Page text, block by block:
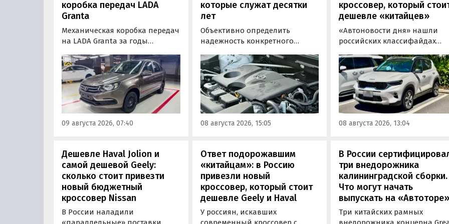
коробка передач LADA
Granta
Механическая коробка передач
на LADA Granta за годы
изменилась. «АвтоВАЗ»
рассказал, что после
модернизации трансмиссия
получила тросовый привод,
иной механизм переключения
и главную пару с
передаточным числом 3,9
09 августа 2026, 07:40
которые служат десятки
лет
Объективно определить
надежность конкретного
поскольку его срок службы
прямо зависит от качества
обслуживания и условий
эксплуатации. Тем не менее
Autonews составил ТОП-3 самых
надежных бензиновых
моторов, которые могут не
08 августа 2026, 15:05
кроссовер, который
дешевле «китайцев»
«Автоновости дня» нашли
российских классифайдах
поставке нового Kia Sonet.
кроссовер компактнее
возят его к нам в основном
Китая, предлагая
уже с доставкой,
всеми документами для
постановки на учет в ГАИ.
08 августа 2026, 13:04
Дешевле Haval Jolion и
самой дешевой Geely:
сколько стоит привезти
новый бюджетный
кроссовер Nissan
В России наладили
Ответ подорожавшим
«китайцам»: в Россию
привезли новый
кроссовер, который стоит
дешевле Geely и Haval
У россиян, искавших
В России
три внедорожника
калининградской сборки.
Что могут начать
выпускать на
Три китайских рамных